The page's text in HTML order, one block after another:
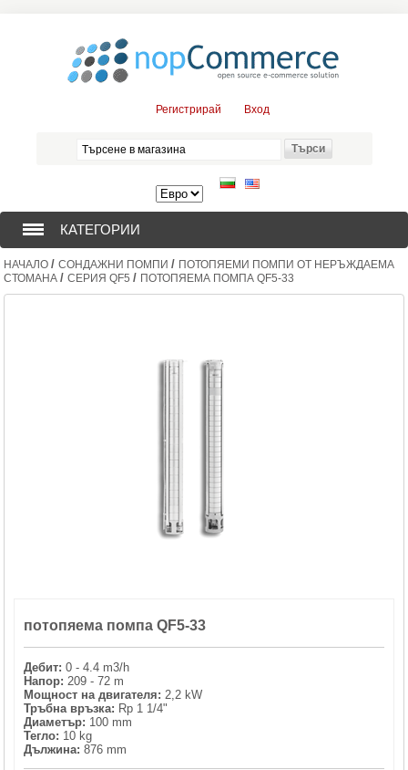
Регистрирай Вход
КАТЕГОРИИ
СОНДАЖНИ ПОМПИ (376)
STAINLESS STELL PIPES AND PRESS FITTINGS (2)
КОМПОНЕНТИ ЗА ОМЕКОТИТЕЛНИ СИСТЕМИ (6)
НАЧАЛО / СОНДАЖНИ ПОМПИ / ПОТОПЯЕМИ ПОМПИ ОТ НЕРЪЖДАЕМА
СТОМАНА / СЕРИЯ QF5 / ПОТОПЯЕМА ПОМПА QF5-33
потопяема помпа QF5-33
Дебит: 0 - 4.4 m3/h
Напор: 209 - 72 m
Мощност на двигателя: 2,2 kW
Тръбна връзка: Rp 1 1/4"
Диаметър: 100 mm
Тегло: 10 kg
Дължина: 876 mm